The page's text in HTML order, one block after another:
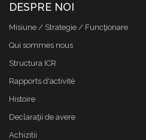
DESPRE NOI
Misiune / Strategie / Funcţionare
Qui sommes nous
Structura ICR
Rapports d'activité
Histoire
Declaraţii de avere
Achizitii